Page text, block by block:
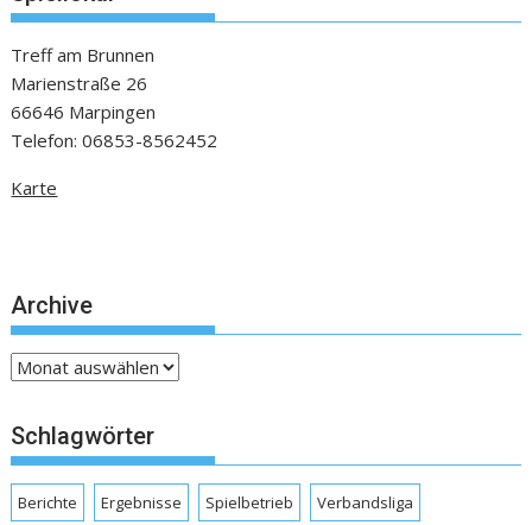
Treff am Brunnen
Marienstraße 26
66646 Marpingen
Telefon: 06853-8562452
Karte
Archive
Archive
Schlagwörter
Berichte Ergebnisse Spielbetrieb Verbandsliga